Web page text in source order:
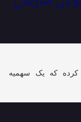
که یک سهمیه